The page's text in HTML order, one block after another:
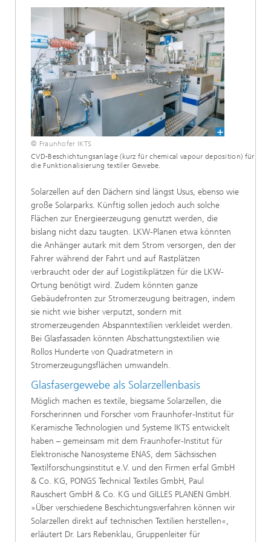
© Fraunhofer IKTS
CVD-Beschichtungsanlage (kurz für chemical vapour deposition) für
die Funktionalisierung textiler Gewebe.
Solarzellen auf den Dächern sind längst Usus, ebenso wie
große Solarparks. Künftig sollen jedoch auch solche
Flächen zur Energieerzeugung genutzt werden, die
bislang nicht dazu taugten. LKW-Planen etwa könnten
die Anhänger autark mit dem Strom versorgen, den der
Fahrer während der Fahrt und auf Rastplätzen
verbraucht oder der auf Logistikplätzen für die LKW-
Ortung benötigt wird. Zudem könnten ganze
Gebäudefronten zur Stromerzeugung beitragen, indem
sie nicht wie bisher verputzt, sondern mit
stromerzeugenden Abspanntextilien verkleidet werden.
Bei Glasfassaden könnten Abschattungstextilien wie
Rollos Hunderte von Quadratmetern in
Stromerzeugungsflächen umwandeln.
Glasfasergewebe als Solarzellenbasis
Möglich machen es textile, biegsame Solarzellen, die
Forscherinnen und Forscher vom Fraunhofer-Institut für
Keramische Technologien und Systeme IKTS entwickelt
haben – gemeinsam mit dem Fraunhofer-Institut für
Elektronische Nanosysteme ENAS, dem Sächsischen
Textilforschungsinstitut e.V. und den Firmen erfal GmbH
& Co. KG, PONGS Technical Textiles GmbH, Paul
Rauschert GmbH & Co. KG und GILLES PLANEN GmbH.
»Über verschiedene Beschichtungsverfahren können wir
Solarzellen direkt auf technischen Textilien herstellen«,
erläutert Dr. Lars Rebenklau, Gruppenleiter für